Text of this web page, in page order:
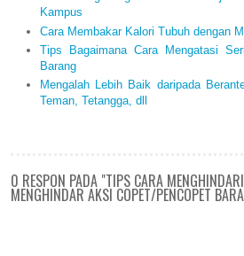
Kampus
Cara Membakar Kalori Tubuh dengan
Tips Bagaimana Cara Mengatasi
Barang
Mengalah Lebih Baik daripada
Teman, Tetangga, dll
0 RESPON PADA "TIPS CARA
MENGHINDAR AKSI COPET/PENCOPET